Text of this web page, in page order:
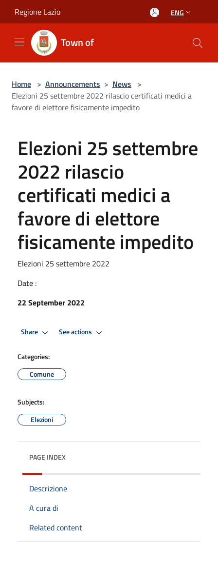
Regione Lazio ENG
Town of
Home > Announcements > News >
Elezioni 25 settembre 2022 rilascio certificati medici a
favore di elettore fisicamente impedito
Elezioni 25 settembre
2022 rilascio
certificati medici a
favore di elettore
fisicamente impedito
Elezioni 25 settembre 2022
Date :
22 September 2022
Share See actions
Categories:
Comune
Subjects:
Elezioni
PAGE INDEX
Descrizione
A cura di
Related content